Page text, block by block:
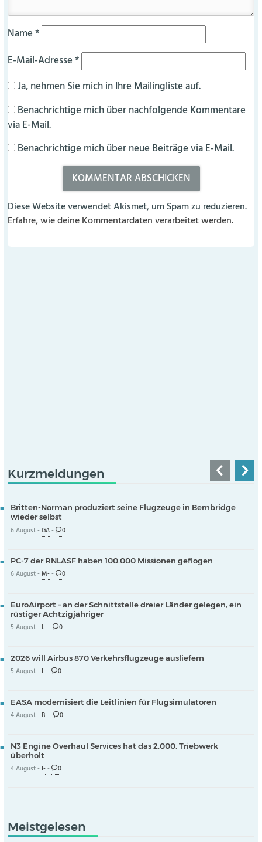
Name*
E-Mail-Adresse*
Ja, nehmen Sie mich in Ihre Mailingliste auf.
Benachrichtige mich über nachfolgende Kommentare
via E-Mail.
Benachrichtige mich über neue Beiträge via E-Mail.
Diese Website verwendet Akismet, um Spam zu reduzieren.
Erfahre, wie deine Kommentardaten verarbeitet werden.
Kurzmeldungen
Britten-Norman produziert seine Flugzeuge in Bembridge
wieder selbst
6 August -GA- 0
PC-7 der RNLASF haben 100.000 Missionen geflogen
6 August -M-- 0
EuroAirport – an der Schnittstelle dreier Länder gelegen, ein
rüstiger Achtzigjähriger
5 August -L-- 0
2026 will Airbus 870 Verkehrsflugzeuge ausliefern
5 August - I-- 0
EASA modernisiert die Leitlinien für Flugsimulatoren
4 August -B-- 0
N3 Engine Overhaul Services hat das 2.000. Triebwerk
überholt
4 August - I-- 0
Meistgelesen